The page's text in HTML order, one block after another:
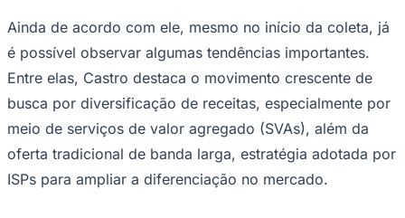
Ainda de acordo com ele, mesmo no início da coleta, já
é possível observar algumas tendências importantes.
Entre elas, Castro destaca o movimento crescente de
busca por diversificação de receitas, especialmente por
meio de serviços de valor agregado (SVAs), além da
oferta tradicional de banda larga, estratégia adotada por
ISPs para ampliar a diferenciação no mercado.